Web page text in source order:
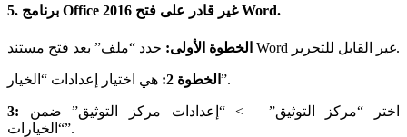
5. برنامج Office 2016 غير قادر على فتح Word.
الخطوة الأولى: حدد “ملف” بعد فتح مستند Word غير القابل للتحرير.
الخطوة 2: هي اختيار إعدادات “الخيار”.
3:
“الخيارات”.